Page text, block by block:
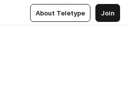
About Teletype Join